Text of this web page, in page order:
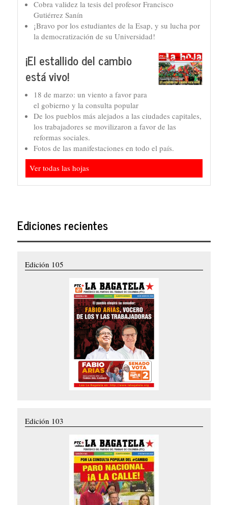
Cobra validez la tesis del profesor Francisco
Gutiérrez Sanín
¡Bravo por los estudiantes de la Esap, y su lucha por
la democratización de su Universidad!
¡El estallido del cambio
está vivo!
18 de marzo: un viento a favor para
el gobierno y la consulta popular
De los pueblos más alejados a las ciudades capitales,
los trabajadores se movilizaron a favor de las
reformas sociales.
Fotos de las manifestaciones en todo el país.
Ver todas las hojas
Ediciones recientes
Edición 105
Edición 103